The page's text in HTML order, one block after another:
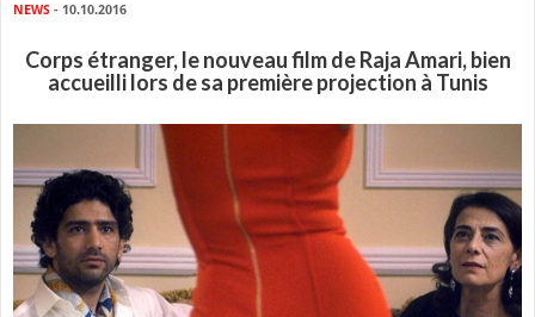
NEWS - 10.10.2016
Corps étranger, le nouveau film de Raja Amari, bien
accueilli lors de sa première projection à Tunis